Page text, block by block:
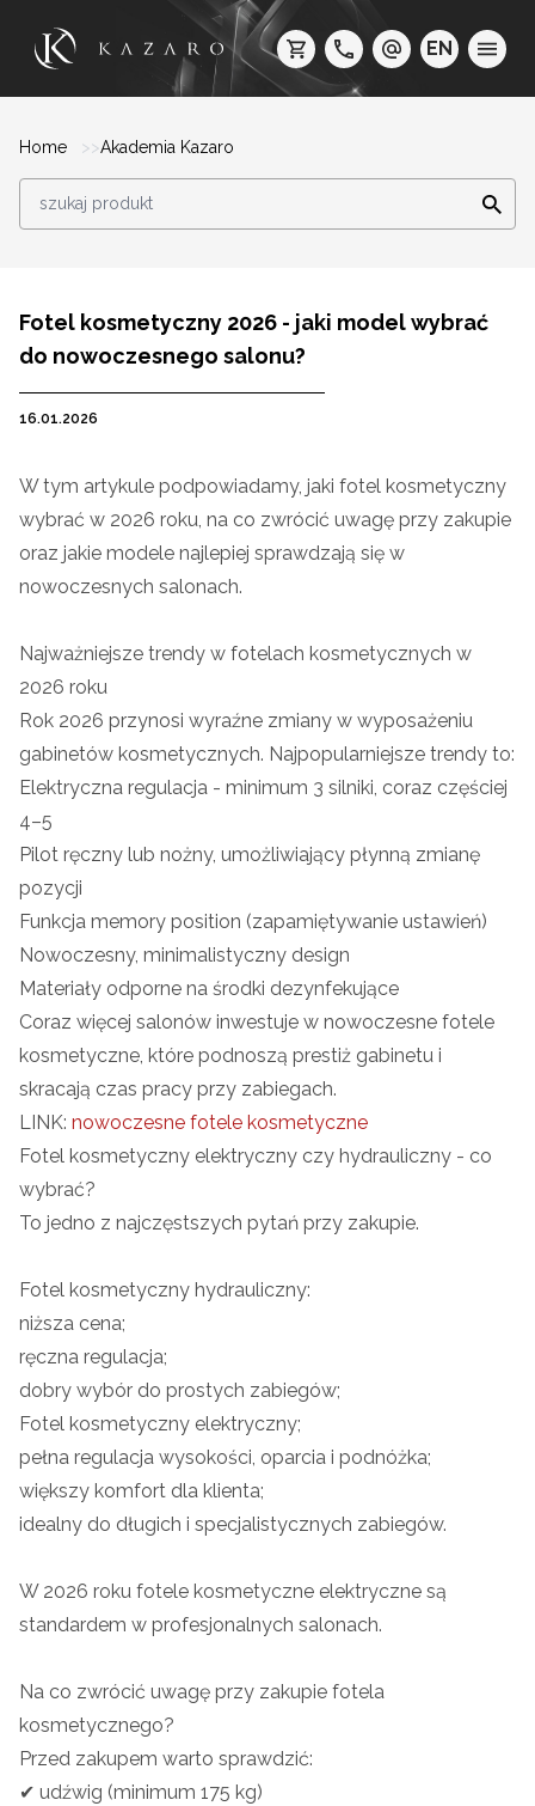
EN
Home Akademia Kazaro
Fotel kosmetyczny 2026 - jaki model wybrać
do nowoczesnego salonu?
16.01.2026
W tym artykule podpowiadamy, jaki fotel kosmetyczny
wybrać w 2026 roku, na co zwrócić uwagę przy zakupie
oraz jakie modele najlepiej sprawdzają się w
nowoczesnych salonach.
Najważniejsze trendy w fotelach kosmetycznych w
2026 roku
Rok 2026 przynosi wyraźne zmiany w wyposażeniu
gabinetów kosmetycznych. Najpopularniejsze trendy to:
Elektryczna regulacja - minimum 3 silniki, coraz częściej
4–5
Pilot ręczny lub nożny, umożliwiający płynną zmianę
pozycji
Funkcja memory position (zapamiętywanie ustawień)
Nowoczesny, minimalistyczny design
Materiały odporne na środki dezynfekujące
Coraz więcej salonów inwestuje w nowoczesne fotele
kosmetyczne, które podnoszą prestiż gabinetu i
skracają czas pracy przy zabiegach.
LINK: nowoczesne fotele kosmetyczne
Fotel kosmetyczny elektryczny czy hydrauliczny - co
wybrać?
To jedno z najczęstszych pytań przy zakupie.
Fotel kosmetyczny hydrauliczny:
niższa cena;
ręczna regulacja;
dobry wybór do prostych zabiegów;
Fotel kosmetyczny elektryczny;
pełna regulacja wysokości, oparcia i podnóżka;
większy komfort dla klienta;
idealny do długich i specjalistycznych zabiegów.
W 2026 roku fotele kosmetyczne elektryczne są
standardem w profesjonalnych salonach.
Na co zwrócić uwagę przy zakupie fotela
kosmetycznego?
Przed zakupem warto sprawdzić:
✔ udźwig (minimum 175 kg)